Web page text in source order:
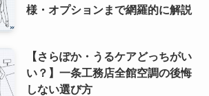
様・オプションまで網羅的に解説
【さらぽか・うるケアどっちがい
い？】一条工務店全館空調の後悔
しない選び方